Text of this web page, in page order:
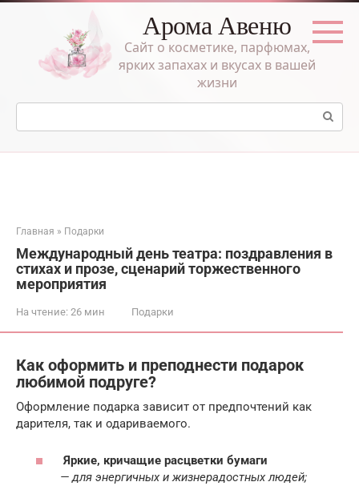
Перейти
Арома Авеню
Сайт о косметике, парфюмах,
ярких запахах и вкусах в вашей
жизни
Поиск:
Главная » Подарки
Международный день театра: поздравления в
стихах и прозе, сценарий торжественного
мероприятия
На чтение: 26 мин Подарки
Как оформить и преподнести подарок
любимой подруге?
Оформление подарка зависит от предпочтений как
дарителя, так и одариваемого.
Яркие, кричащие расцветки бумаги
— для энергичных и жизнерадостных людей;